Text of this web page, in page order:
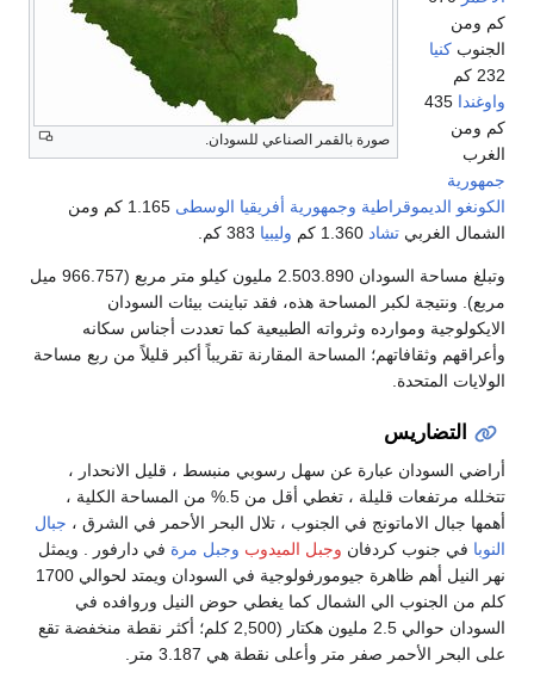
صورة بالقمر الصناعي للسودان.
وجمهورية أفريقيا الوسطى
1.165 كم ومن
تشاد1.360 كم وليبيا383 كم.
وتبلغ مساحة السودان 2.503.890 مليون كيلو متر مربع (966.757 ميل
لكبر المساحة هذه، فقد تباينت بيئات السودان
وموارده وثرواته الطبيعية كما تعددت أجناس سكانه
المساحة المقارنة تقريباً أكبر قليلاً من ربع مساحة
عبارة عن سهل رسوبي منبسط ، قليل الانحدار ،
تتخلله مرتفعات قليلة ، تغطي أقل من 5.% من المساحة الكلية ،
في الجنوب ، تلال البحر الأحمر في الشرق ،جبال
كردفان وجبل الميدوب وجبل مرةفي دارفور . ويمثل
نهر النيل أهم ظاهرة جيومورفولوجية في السودان ويمتد لحوالي 1700
الي الشمال كما يغطي حوض النيل وروافده في
السودان حوالي 2.5 مليون هكتار (2,500 كلم؛ أكثر نقطة منخفضة تقع
صفر متر وأعلى نقطة هي 3.187 متر.